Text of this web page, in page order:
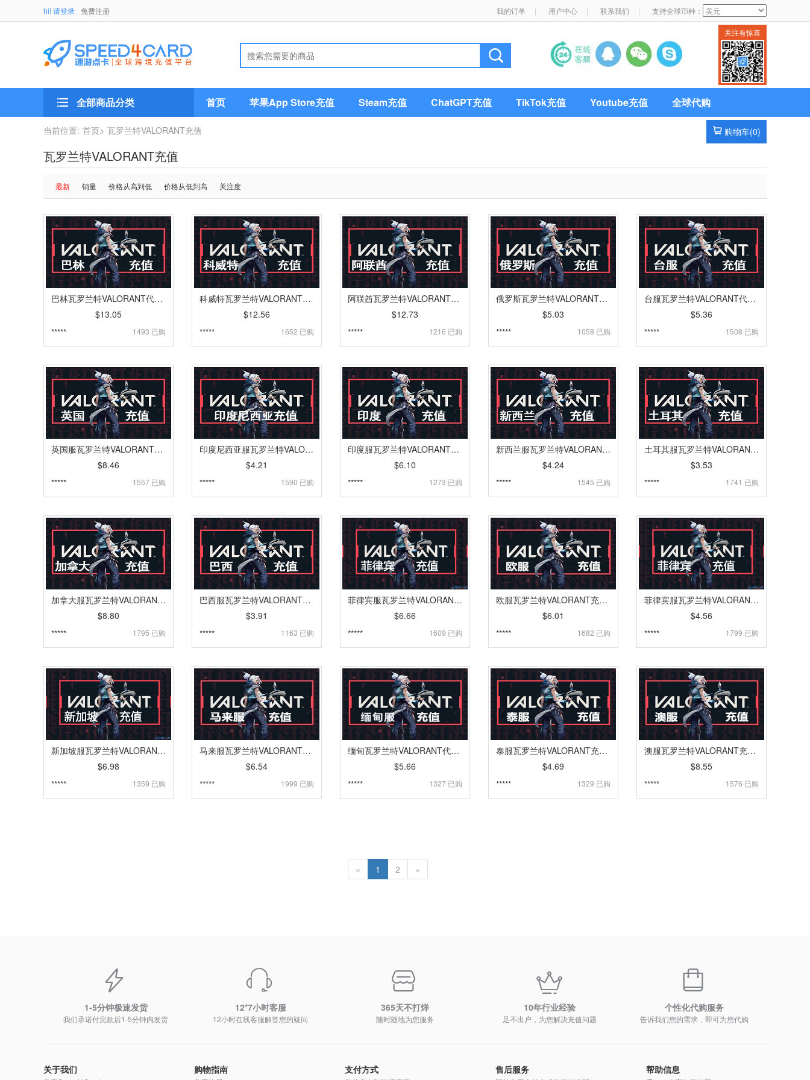
hi! 请登录 免费注册 我的订单 | 用户中心 | 联系我们 | 支持全球币种：
关注有惊喜
全部商品分类 首页 苹果App Store充值 Steam充值 ChatGPT充值 TikTok充值 Youtube充值 全球代购
购物车(0)
当前位置: 首页> 瓦罗兰特VALORANT充值
瓦罗兰特VALORANT充值
最新 销量 价格从高到低 价格从低到高 关注度
巴林瓦罗兰特VALORANT代充 | 特务币VP点卡密充值 [自动发货]
$13.05
*****
1493 已购
科威特瓦罗兰特VALORANT代充 | 特务币VP点卡密充值 [自动发货]
$12.56
*****
1652 已购
阿联酋瓦罗兰特VALORANT代充 | 特务币VP点卡密充值 [自动发货]
$12.73
*****
1216 已购
俄罗斯瓦罗兰特VALORANT代充 | 特务币VP点卡密充值 [自动发货]
$5.03
*****
1058 已购
台服瓦罗兰特VALORANT代充 | 特务币VP点卡密充值 [自动发货]
$5.36
*****
1508 已购
英国服瓦罗兰特VALORANT代充 | 特务币VP点卡密充值 [自动发货]
$8.46
*****
1557 已购
印度尼西亚服瓦罗兰特VALORANT代充 | 特务币VP点卡密充值 [自动发货]
$4.21
*****
1590 已购
印度服瓦罗兰特VALORANT代充 | 特务币VP点卡密充值 [自动发货]
$6.10
*****
1273 已购
新西兰服瓦罗兰特VALORANT代充 | 特务币VP点卡密充值 [自动发货]
$4.24
*****
1545 已购
土耳其服瓦罗兰特VALORANT代充 | 特务币VP点卡密充值 [自动发货]
$3.53
*****
1741 已购
加拿大服瓦罗兰特VALORANT代充 | 特务币VP点卡密充值 [自动发货]
$8.80
*****
1795 已购
巴西服瓦罗兰特VALORANT代充 | 特务币VP点卡密充值 [自动发货]
$3.91
*****
1163 已购
菲律宾服瓦罗兰特VALORANT充值 | 特务币VP点卡密充值 [自动发货]
$6.66
*****
1609 已购
欧服瓦罗兰特VALORANT充值 | 特务币VP点卡密充值 [自动发货]
$6.01
*****
1682 已购
菲律宾服瓦罗兰特VALORANT代充 | 特务币VP点充值 [人工代充]
$4.56
*****
1799 已购
新加坡服瓦罗兰特VALORANT代充 | 特务币VP点卡密充值 [自动发货]
$6.98
*****
1359 已购
马来服瓦罗兰特VALORANT代充 | 特务币VP点卡密充值 [自动发货]
$6.54
*****
1999 已购
缅甸瓦罗兰特VALORANT代充 | 特务币VP点卡密充值 [自动发货]
$5.66
*****
1327 已购
泰服瓦罗兰特VALORANT充值 | 特务币VP点充值 [人工代充]
$4.69
*****
1329 已购
澳服瓦罗兰特VALORANT充值 | 特务币VP点充值 [自动发货]
$8.55
*****
1576 已购
« 1 2 »
1-5分钟极速发货
我们承诺付完款后1-5分钟内发货
12*7小时客服
12小时在线客服解答您的疑问
365天不打烊
随时随地为您服务
10年行业经验
足不出户，为您解决充值问题
个性化代购服务
告诉我们您的需求，即可为您代购
关于我们 购物指南 支付方式 售后服务 帮助信息